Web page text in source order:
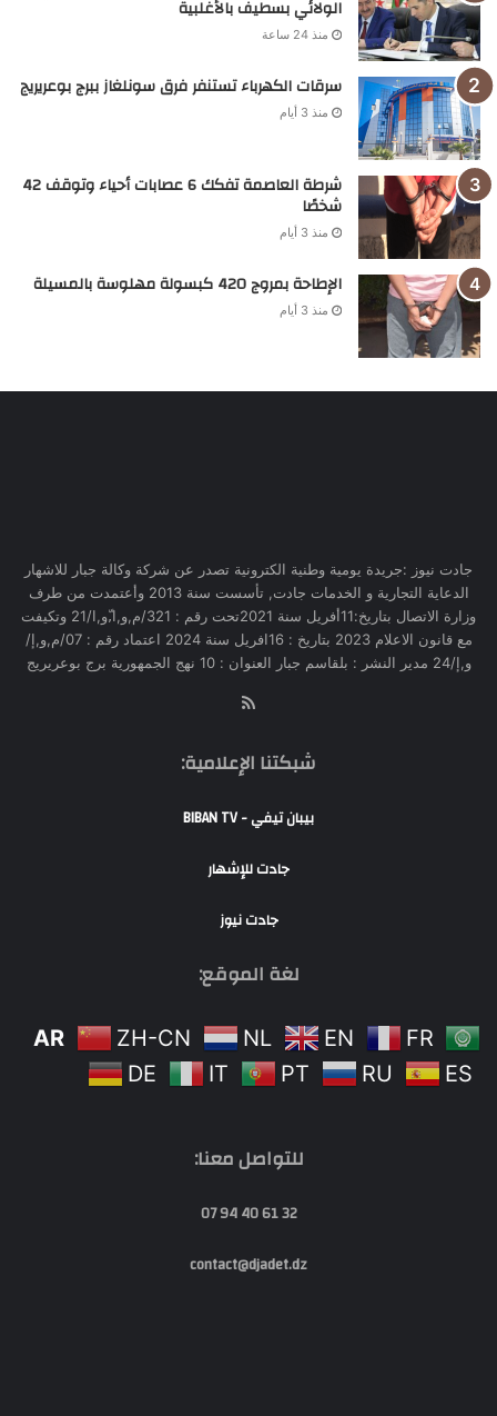
الولائي بسطيف بالأغلبية
منذ 24 ساعة
سرقات الكهرباء تستنفر فرق سونلغاز ببرج بوعريريج
منذ 3 أيام
شرطة العاصمة تفكك 6 عصابات أحياء وتوقف 42
شخصًا
منذ 3 أيام
الإطاحة بمروج 420 كبسولة مهلوسة بالمسيلة
منذ 3 أيام
جادت نيوز :جريدة يومية وطنية الكترونية تصدر عن شركة وكالة جبار للاشهار
الدعاية التجارية و الخدمات جادت, تأسست سنة 2013 وأعتمدت من طرف
وزارة الاتصال بتاريخ:11أفريل سنة 2021تحت رقم : 321/م,و,ا,ّو,ا/21 وتكيفت
مع قانون الاعلام 2023 بتاريخ : 16افريل سنة 2024 اعتماد رقم : 07/م,و,إ/
و,إ/24 مدير النشر : بلقاسم جبار العنوان : 10 نهج الجمهورية برج بوعريريج
شبكتنا الإعلامية:
بيبان تيفي - BIBAN TV
جادت للإشهار
جادت نيوز
لغة الموقع:
AR ZH-CN NL EN
FR
DE
IT PT RU ES
للتواصل معنا:
32 61 40 94 07
contact@djadet.dz